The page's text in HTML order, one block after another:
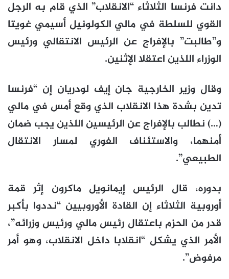
دانت فرنسا الثلاثاء “الانقلاب” الذي قام به الرجل
القوي للسلطة في مالي الكولونيل أسيمي غويتا
و”طالبت” بالإفراج عن الرئيس الانتقالي ورئيس
الوزراء اللذين اعتقلا الإثنين.
وقال وزير الخارجية جان إيف لودريان إن “فرنسا
تدين بشدة هذا الانقلاب الذي وقع أمس في مالي
(…) نطالب بالإفراج عن الرئيسين اللذين يجب ضمان
أمنهما، والاستئناف الفوري لمسار الانتقال
الطبيعي”.
بدوره، قال الرئيس إيمانويل ماكرون إثر قمة
أوروبية الثلاثاء إن القادة الأوروبيين “نددوا بأكبر
قدر من الحزم باعتقال رئيس مالي ورئيس وزرائه”،
الأمر الذي يشكل “انقلابا داخل الانقلاب، وهو أمر
مرفوض”.